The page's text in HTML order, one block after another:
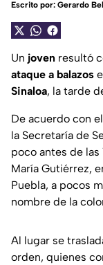
Escrito por: Gerardo
Un joven resultó
ataque a balazos
Sinaloa, la tarde
De acuerdo con el
la Secretaría de
poco antes de
María Gutiérrez,
Puebla, a pocos
nombre de la
Al lugar se
orden, quienes